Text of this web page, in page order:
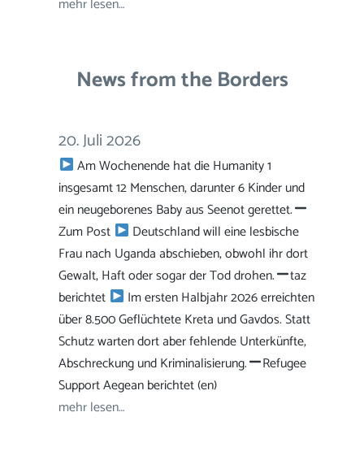
News from the Borders
20. Juli 2026
Am Wochenende hat die Humanity 1
insgesamt 12 Menschen, darunter 6 Kinder und
ein neugeborenes Baby aus Seenot gerettet.
Zum Post
Deutschland will eine lesbische
Frau nach Uganda abschieben, obwohl ihr dort
Gewalt, Haft oder sogar der Tod drohen.
taz
berichtet
Im ersten Halbjahr 2026 erreichten
über 8.500 Geflüchtete Kreta und Gavdos. Statt
Schutz warten dort aber fehlende Unterkünfte,
Abschreckung und Kriminalisierung.
Refugee
Support Aegean berichtet (en)
mehr lesen…